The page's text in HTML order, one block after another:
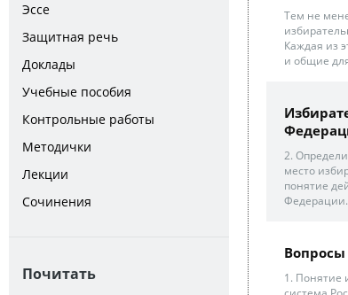
Эссе
Защитная речь
Доклады
Учебные пособия
Контрольные работы
Методички
Лекции
Сочинения
Почитать
Тем не
Каждая из
и общие
2.
место
понятие
Федерации.
1. Понятие